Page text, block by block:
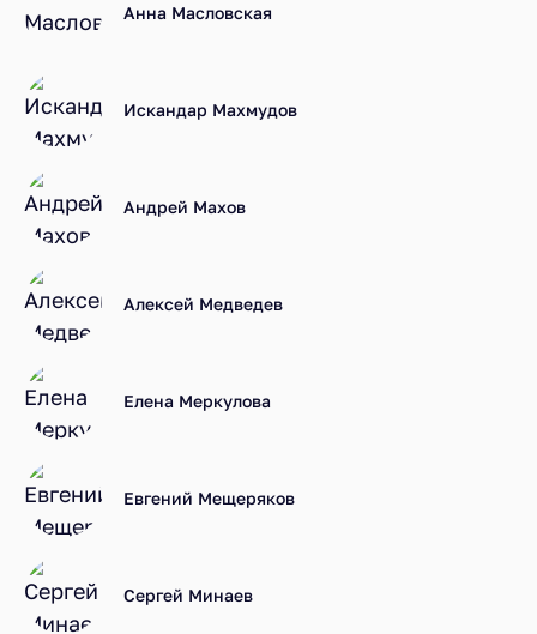
Анна Масловская
Искандар Махмудов
Андрей Махов
Алексей Медведев
Елена Меркулова
Евгений Мещеряков
Сергей Минаев